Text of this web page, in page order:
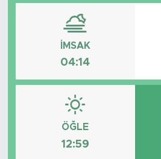
İMSAK
04:14
ÖĞLE
12:59
Sağlık
Ekonomi